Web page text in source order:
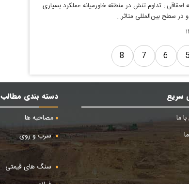
: تداوم تنش در منطقه خاورمیانه عملکرد بسیاری
و در سطح بین‌المللی متاثر…
6
7
8
سریع
ما
دسته بندی مطالب
مصاحبه ها
سرب و روی
سنگ های قیمتی